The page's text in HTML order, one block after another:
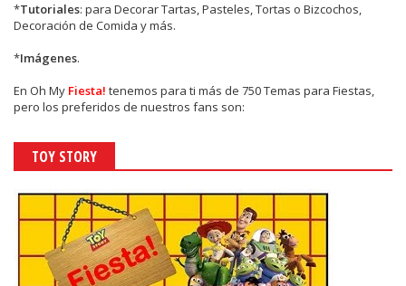
*Tutoriales: para Decorar Tartas, Pasteles, Tortas o Bizcochos,
Decoración de Comida y más.
*Imágenes.
En Oh My Fiesta! tenemos para ti más de 750 Temas para Fiestas,
pero los preferidos de nuestros fans son:
TOY STORY